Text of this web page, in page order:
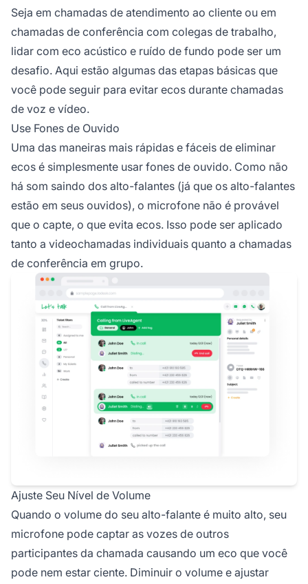
Seja em chamadas de atendimento ao cliente ou em
chamadas de conferência com colegas de trabalho,
lidar com eco acústico e ruído de fundo pode ser um
desafio. Aqui estão algumas das etapas básicas que
você pode seguir para evitar ecos durante chamadas
de voz e vídeo.
Use Fones de Ouvido
Uma das maneiras mais rápidas e fáceis de eliminar
ecos é simplesmente usar fones de ouvido. Como não
há som saindo dos alto-falantes (já que os alto-falantes
estão em seus ouvidos), o microfone não é provável
que o capte, o que evita ecos. Isso pode ser aplicado
tanto a videochamadas individuais quanto a chamadas
de conferência em grupo.
Ajuste Seu Nível de Volume
Quando o volume do seu alto-falante é muito alto, seu
microfone pode captar as vozes de outros
participantes da chamada causando um eco que você
pode nem estar ciente. Diminuir o volume e ajustar